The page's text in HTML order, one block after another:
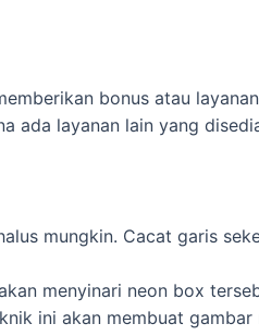
bonus atau
ada layanan lain yang
mungkin. Cacat garis
menyinari neon box
ini akan membuat